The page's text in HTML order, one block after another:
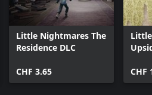
Little Nightmares The
Residence DLC
CHF 3.65 CHF